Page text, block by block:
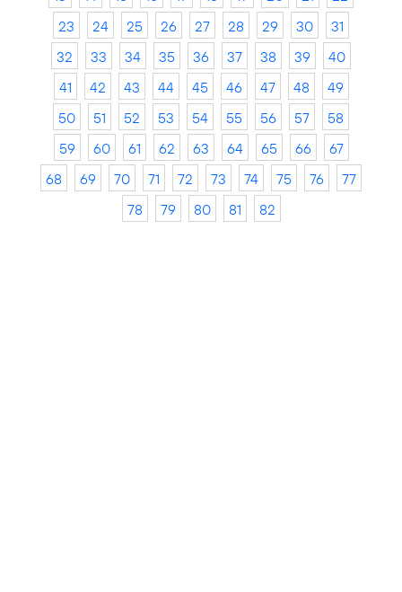
23
24 25 26 27 28 29 30
31
32
33 34 35 36 37 38 39
40
41
42 43 44 45 46 47 48
49
50
51 52 53 54 55 56 57
58
59
60 61 62 63 64 65 66
67
68
69 70 71 72 73 74 75 76
77
78
79 80 81 82